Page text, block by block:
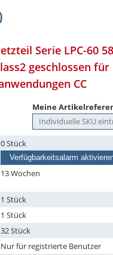
Serie LPC-60
geschlossen für
CC
Meine
0 Stück
Verfügbarkeitsalarm
13 Wochen
1 Stück
1 Stück
32 Stück
Nur für registrierte Benutzer